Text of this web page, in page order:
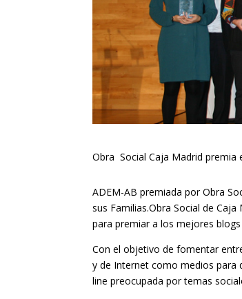
Obra Social Caja Madrid premia
ADEM-AB premiada por Obra
sus Familias.Obra Social de
para premiar a los mejores blogs
Con el objetivo de fomentar
y de Internet como medios para
line preocupada por temas